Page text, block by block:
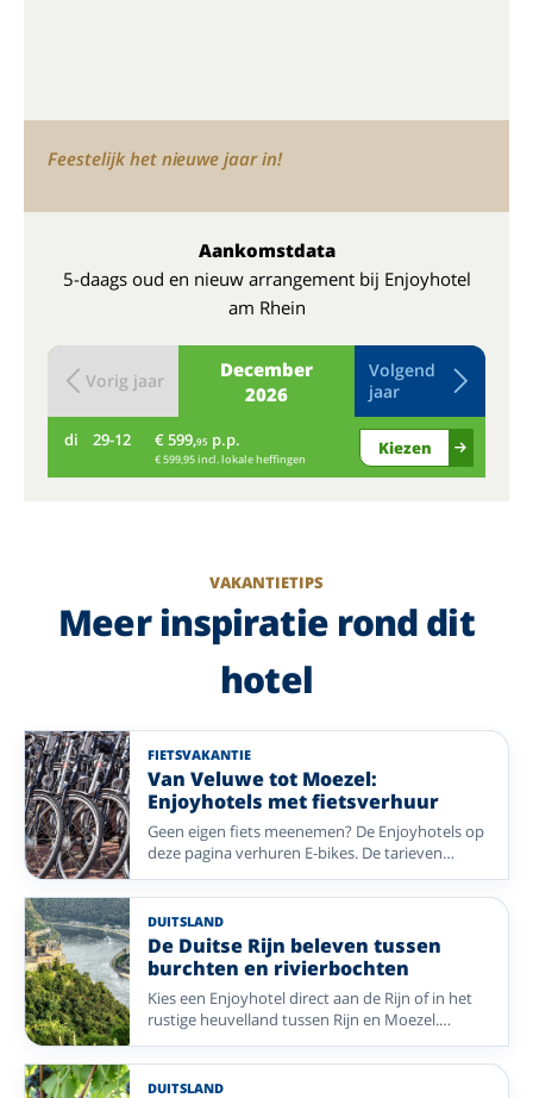
Feestelijk het nieuwe jaar in!
Aankomstdata
5-daags oud en nieuw arrangement bij Enjoyhotel
am Rhein
December
2026
Vorig jaar
Volgend
jaar
di 29-12 € 599,95 p.p.
€ 599,95 incl. lokale heffingen
Kiezen
VAKANTIETIPS
Meer inspiratie rond dit
hotel
FIETSVAKANTIE
Van Veluwe tot Moezel:
Enjoyhotels met fietsverhuur
Geen eigen fiets meenemen? De Enjoyhotels op
deze pagina verhuren E-bikes. De tarieven
verschillen per hotel. Kies een fietsregio in
Nederland of Duitsland, van kust en rivierdal tot
bos en heide.
DUITSLAND
De Duitse Rijn beleven tussen
burchten en rivierbochten
Kies een Enjoyhotel direct aan de Rijn of in het
rustige heuvelland tussen Rijn en Moezel.
Verken de Loreley, Koblenz, Boppard en
imposante burchten.
DUITSLAND